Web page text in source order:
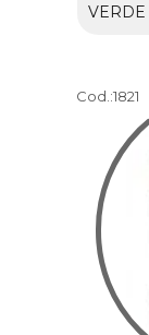
VERDE
Cod.:1821